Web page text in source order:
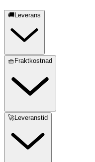
🚚Leverans
🧺Fraktkostnad
🚀Leveranstid